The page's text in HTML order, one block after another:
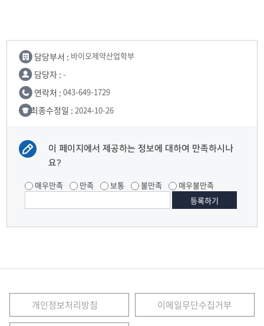
담당부서 : 바이오제약산업학부
담당자 : -
연락처 : 043-649-1729
최종수정일 : 2024-10-26
이 페이지에서 제공하는 정보에 대하여 만족하시나
요?
매우만족 만족 보통 불만족 매우불만족
개인정보처리방침 이메일무단수집거부